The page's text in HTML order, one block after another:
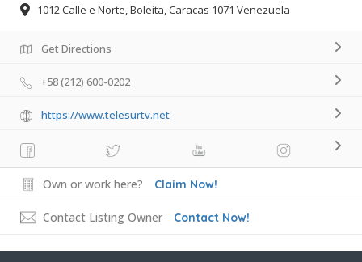
1012 Calle e Norte, Boleita, Caracas 1071 Venezuela
Get Directions
+58 (212) 600-0202
https://www.telesurtv.net
Own or work here? Claim Now!
Contact Listing Owner Contact Now!